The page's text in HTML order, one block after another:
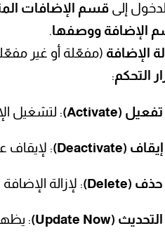
إلىقسم الإضافات
الإضافة ووصفها.
الإضافة (مفعّلة أو غير
التحكم:
تفعيل (Activate) : لتشغيل
إيقاف (Deactivate) : لإيقاف
حذف (Delete) : لإزالة الإضافة
التحديث (Update Now) :